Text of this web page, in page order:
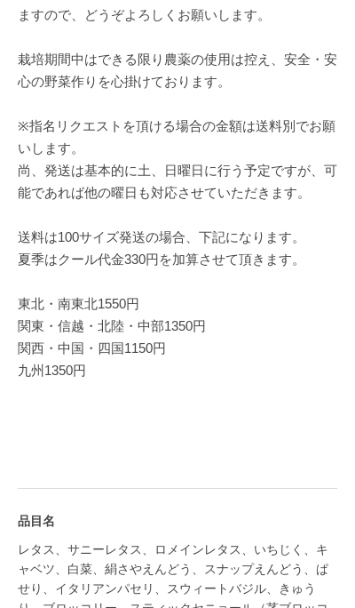
ますので、どうぞよろしくお願いします。
栽培期間中はできる限り農薬の使用は控え、安全・安
心の野菜作りを心掛けております。
※指名リクエストを頂ける場合の金額は送料別でお願
いします。
尚、発送は基本的に土、日曜日に行う予定ですが、可
能であれば他の曜日も対応させていただきます。
送料は100サイズ発送の場合、下記になります。
夏季はクール代金330円を加算させて頂きます。
東北・南東北1550円
関東・信越・北陸・中部1350円
関西・中国・四国1150円
九州1350円
品目名
レタス、サニーレタス、ロメインレタス、いちじく、キ
ャベツ、白菜、絹さやえんどう、スナップえんどう、ぱ
せり、イタリアンパセリ、スウィートバジル、きゅう